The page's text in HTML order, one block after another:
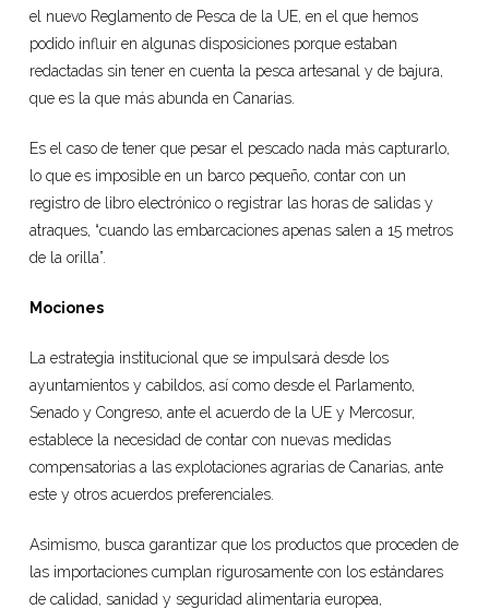
el nuevo Reglamento de Pesca de la UE, en el que hemos
podido influir en algunas disposiciones porque estaban
redactadas sin tener en cuenta la pesca artesanal y de bajura,
que es la que más abunda en Canarias.
Es el caso de tener que pesar el pescado nada más capturarlo,
lo que es imposible en un barco pequeño, contar con un
registro de libro electrónico o registrar las horas de salidas y
atraques, “cuando las embarcaciones apenas salen a 15 metros
de la orilla”.
Mociones
La estrategia institucional que se impulsará desde los
ayuntamientos y cabildos, así como desde el Parlamento,
Senado y Congreso, ante el acuerdo de la UE y Mercosur,
establece la necesidad de contar con nuevas medidas
compensatorias a las explotaciones agrarias de Canarias, ante
este y otros acuerdos preferenciales.
Asimismo, busca garantizar que los productos que proceden de
las importaciones cumplan rigurosamente con los estándares
de calidad, sanidad y seguridad alimentaria europea,